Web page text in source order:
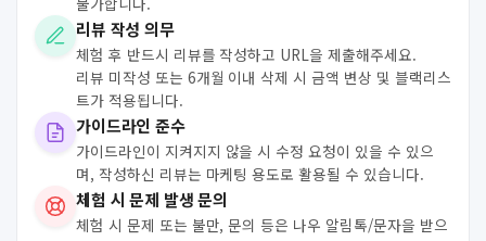
리뷰 작성 의무
체험 후 반드시 리뷰를 작성하고 URL을 제출해주세요.
리뷰 미작성 또는 6개월 이내 삭제 시 금액 변상 및 블랙리스
트가 적용됩니다.
가이드라인 준수
가이드라인이 지켜지지 않을 시 수정 요청이 있을 수 있으
며, 작성하신 리뷰는 마케팅 용도로 활용될 수 있습니다.
체험 시 문제 발생 문의
체험 시 문제 또는 불만, 문의 등은 나우 알림톡/문자을 받으